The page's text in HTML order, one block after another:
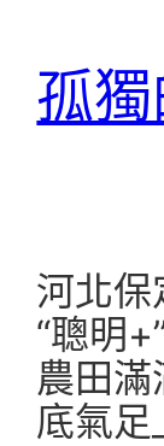
孤
河北保
“聰明
農田滿
底氣足